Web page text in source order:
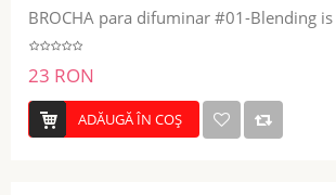
BROCHA para difuminar #01-Blending
23 RON
ADĂUGĂ ÎN COŞ